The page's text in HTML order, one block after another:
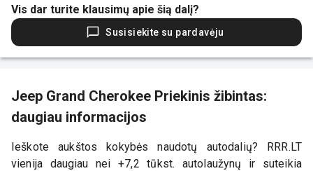
Vis dar turite klausimų apie šią dalį?
Susisiekite su pardavėju
Jeep Grand Cherokee Priekinis žibintas:
daugiau informacijos
Ieškote aukštos kokybės naudotų autodalių? RRR.LT
vienija daugiau nei +7,2 tūkst. autolaužynų ir suteikia